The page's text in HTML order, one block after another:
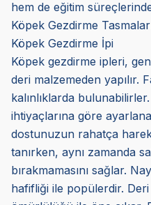
hem de eğitim
Köpek Gezdirme
Köpek Gezdirme İpi
Köpek gezdirme ipleri,
deri malzemeden yapılır.
kalınlıklarda
ihtiyaçlarına göre
dostunuzun rahatça
tanırken, aynı zamanda
bırakmamasını sağlar.
hafifliği ile popülerdir. Deri